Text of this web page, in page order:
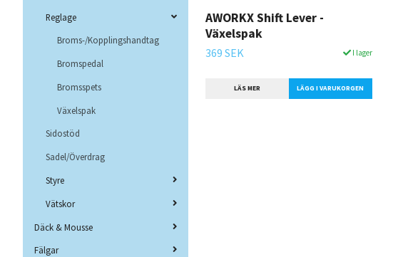
Reglage
Broms-/Kopplingshandtag
Bromspedal
Bromsspets
Växelspak
Sidostöd
Sadel/Överdrag
Styre
Vätskor
Däck & Mousse
Fälgar
AWORKX Shift Lever -
Växelspak
369 SEK I lager
LÄS MER LÄGG I VARUKORGEN